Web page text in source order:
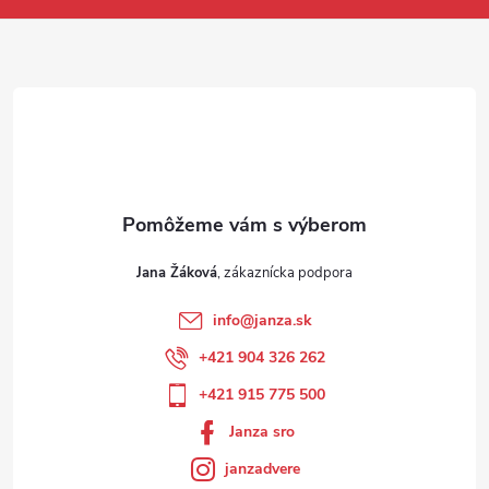
Jana Žáková
info@janza.sk
+421 904 326 262
+421 915 775 500
Janza sro
janzadvere